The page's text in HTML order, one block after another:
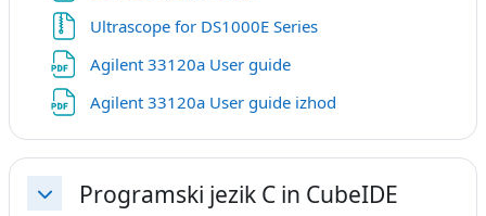
Ultrascope for DS1000E Series
Agilent 33120a User guide
Agilent 33120a User guide izhod
Skrči Programski jezik C in CubeIDE